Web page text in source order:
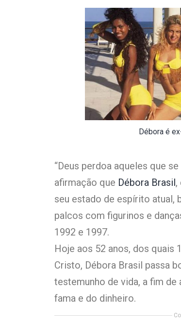
Débora é
“Deus perdoa aqueles que
afirmação que Débora Brasil,
seu estado de espírito atual,
palcos com figurinos e
1992 e 1997.
Hoje aos 52 anos, dos quais
Cristo, Débora Brasil passa
testemunho de vida, a fim
fama e do dinheiro.